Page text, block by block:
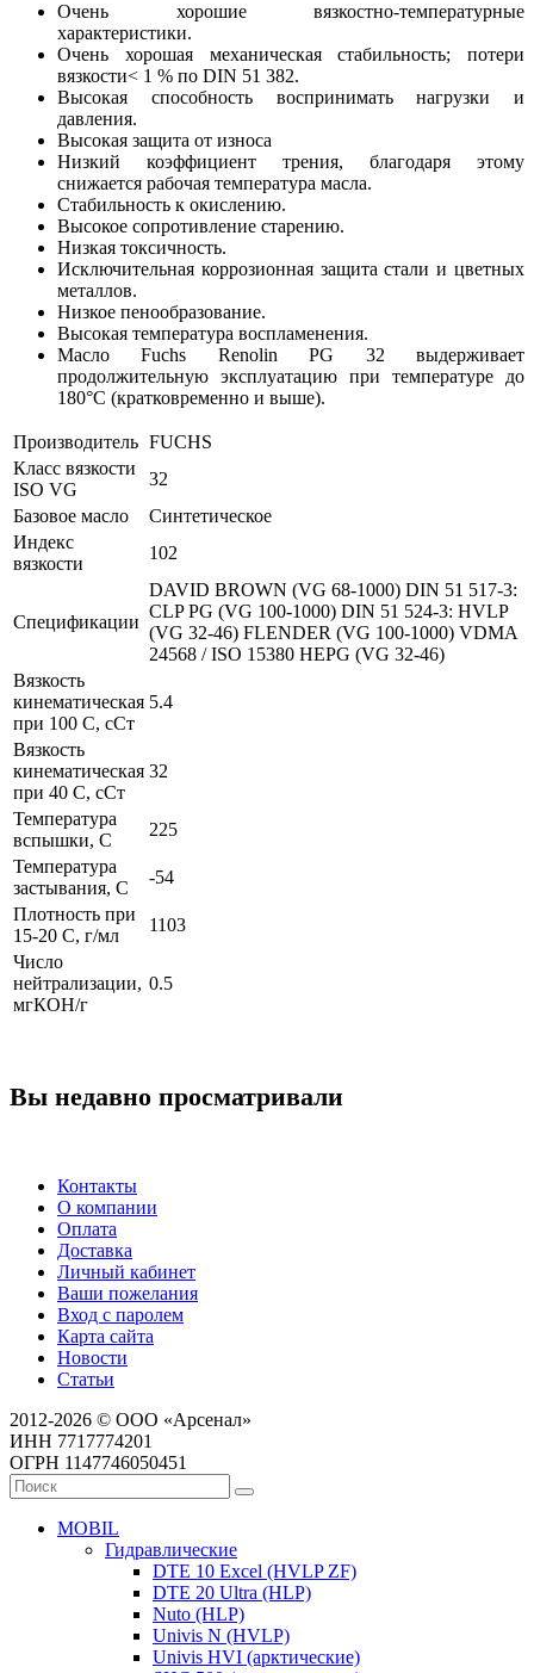
Очень хорошие вязкостно-температурные
характеристики.
Очень хорошая механическая стабильность; потери
вязкости< 1 % по DIN 51 382.
Высокая способность воспринимать нагрузки и
давления.
Высокая защита от износа
Низкий коэффициент трения, благодаря этому
снижается рабочая температура масла.
Стабильность к окислению.
Высокое сопротивление старению.
Низкая токсичность.
Исключительная коррозионная защита стали и цветных
металлов.
Низкое пенообразование.
Высокая температура воспламенения.
Масло Fuchs Renolin PG 32 выдерживает
продолжительную эксплуатацию при температуре до
180°C (кратковременно и выше).
Производитель FUCHS
Класс вязкости
ISO VG
32
Базовое масло
Синтетическое
Индекс
вязкости
102
Спецификации
DAVID BROWN (VG 68-1000) DIN 51 517-3:
CLP PG (VG 100-1000) DIN 51 524-3: HVLP
(VG 32-46) FLENDER (VG 100-1000) VDMA
24568 / ISO 15380 HEPG (VG 32-46)
Вязкость
кинематическая
при 100 С, сСт
5.4
Вязкость
кинематическая
при 40 С, сСт
32
Температура
вспышки, С
225
Температура
застывания, С
-54
Плотность при
15-20 С, г/мл
1103
Число
нейтрализации,
мгКОН/г
0.5
Вы недавно просматривали
Контакты
О компании
Оплата
Доставка
Личный кабинет
Ваши пожелания
Вход с паролем
Карта сайта
Новости
Статьи
2012-2026 © ООО «Арсенал»
ИНН 7717774201
ОГРН 1147746050451
MOBIL
Гидравлические
DTE 10 Excel (HVLP ZF)
DTE 20 Ultra (HLP)
Nuto (HLP)
Univis N (HVLP)
Univis HVI (арктические)